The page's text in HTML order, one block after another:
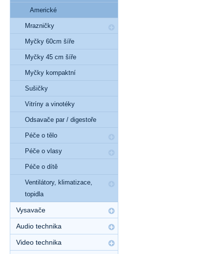
Americké
Mrazničky
Myčky 60cm šíře
Myčky 45 cm šíře
Myčky kompaktní
Sušičky
Vitríny a vinotéky
Odsavače par / digestoře
Péče o tělo
Péče o vlasy
Péče o dítě
Ventilátory, klimatizace,
topidla
Vysavače
Audio technika
Video technika